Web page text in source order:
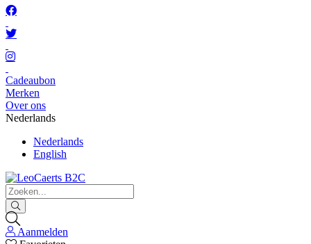
Cadeaubon
Merken
Over ons
Nederlands
Nederlands
English
Aanmelden